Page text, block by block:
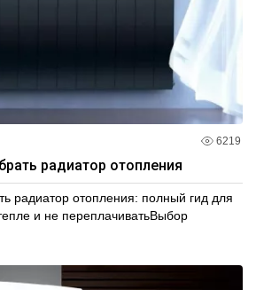
6219
радиатор отопления
радиатор отопления: полный гид для
и не переплачиватьВыбор